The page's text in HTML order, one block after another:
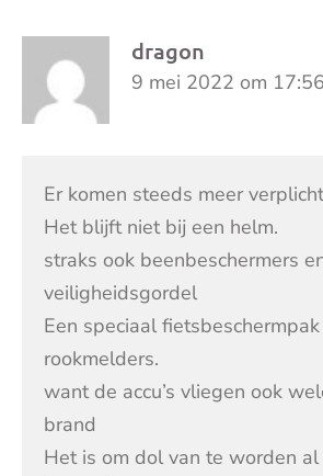
dragon
9 mei 2022 om 17:56
Er komen steeds meer
Het blijft niet bij een helm.
straks ook beenbeschermers
veiligheidsgordel
Een speciaal
rookmelders.
want de accu’s vliegen ook
brand
Het is om dol van te worden